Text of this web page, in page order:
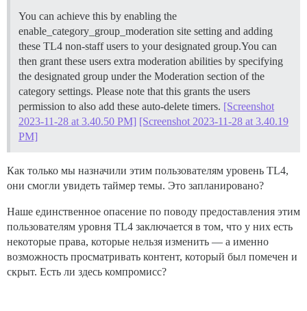
You can achieve this by enabling the
enable_category_group_moderation site setting and adding
these TL4 non-staff users to your designated group.You can
then grant these users extra moderation abilities by specifying
the designated group under the Moderation section of the
category settings. Please note that this grants the users
permission to also add these auto-delete timers. [Screenshot
2023-11-28 at 3.40.50 PM] [Screenshot 2023-11-28 at 3.40.19
PM]
Как только мы назначили этим пользователям уровень TL4,
они смогли увидеть таймер темы. Это запланировано?
Наше единственное опасение по поводу предоставления этим
пользователям уровня TL4 заключается в том, что у них есть
некоторые права, которые нельзя изменить — а именно
возможность просматривать контент, который был помечен и
скрыт. Есть ли здесь компромисс?